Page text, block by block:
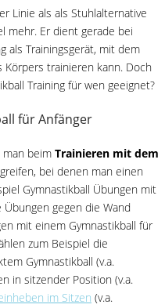
Linie als als Stuhlalternative
mehr. Er dient gerade bei
als Trainingsgerät, mit dem
trainieren kann. Doch
Training für wen geeignet?
für Anfänger
beim Trainieren mit dem
bei denen man einen
Gymnastikball Übungen mit
gegen die Wand
mit einem Gymnastikball für
zum Beispiel die
Gymnastikball (v.a.
in sitzender Position (v.a.
im Sitzen (v.a.